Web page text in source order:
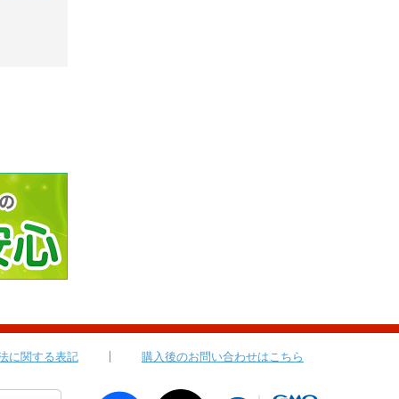
に関する表記 購入後のお問い合わせはこちら